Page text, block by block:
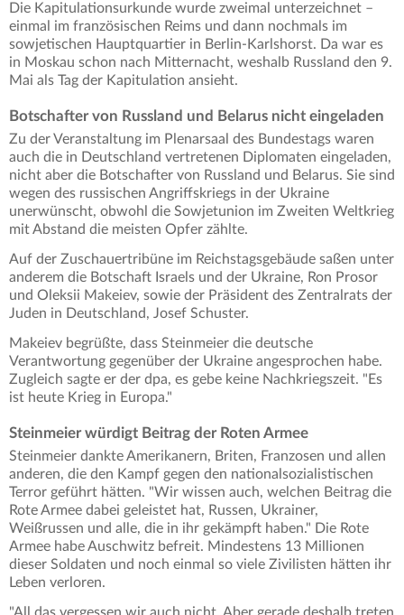
Die Kapitulationsurkunde wurde zweimal unterzeichnet –
einmal im französischen Reims und dann nochmals im
sowjetischen Hauptquartier in Berlin-Karlshorst. Da war es
in Moskau schon nach Mitternacht, weshalb Russland den 9.
Mai als Tag der Kapitulation ansieht.
Botschafter von Russland und Belarus nicht eingeladen
Zu der Veranstaltung im Plenarsaal des Bundestags waren
auch die in Deutschland vertretenen Diplomaten eingeladen,
nicht aber die Botschafter von Russland und Belarus. Sie sind
wegen des russischen Angriffskriegs in der Ukraine
unerwünscht, obwohl die Sowjetunion im Zweiten Weltkrieg
mit Abstand die meisten Opfer zählte.
Auf der Zuschauertribüne im Reichstagsgebäude saßen unter
anderem die Botschaft Israels und der Ukraine, Ron Prosor
und Oleksii Makeiev, sowie der Präsident des Zentralrats der
Juden in Deutschland, Josef Schuster.
Makeiev begrüßte, dass Steinmeier die deutsche
Verantwortung gegenüber der Ukraine angesprochen habe.
Zugleich sagte er der dpa, es gebe keine Nachkriegszeit. "Es
ist heute Krieg in Europa."
Steinmeier würdigt Beitrag der Roten Armee
Steinmeier dankte Amerikanern, Briten, Franzosen und allen
anderen, die den Kampf gegen den nationalsozialistischen
Terror geführt hätten. "Wir wissen auch, welchen Beitrag die
Rote Armee dabei geleistet hat, Russen, Ukrainer,
Weißrussen und alle, die in ihr gekämpft haben." Die Rote
Armee habe Auschwitz befreit. Mindestens 13 Millionen
dieser Soldaten und noch einmal so viele Zivilisten hätten ihr
Leben verloren.